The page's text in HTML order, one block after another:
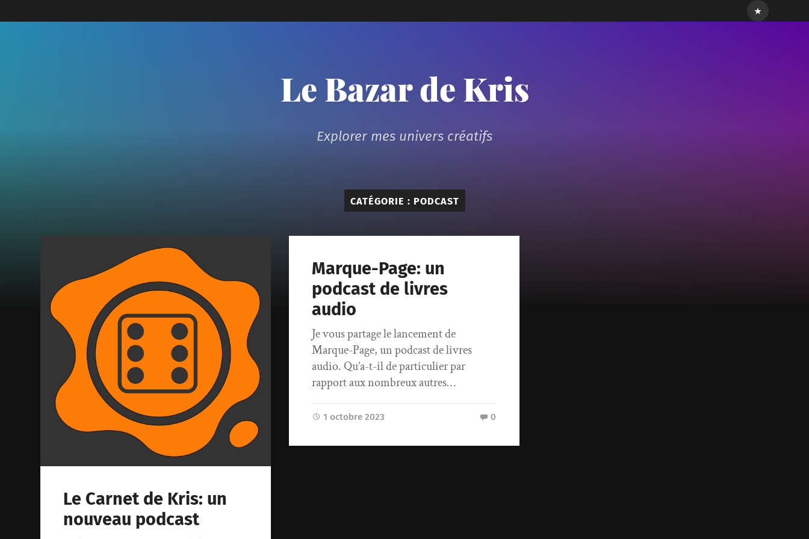
Socialhome
Le Bazar de Kris
Explorer mes univers créatifs
CATÉGORIE : PODCAST
Le Carnet de Kris: un
nouveau podcast
Marque-Page: un
podcast de livres
audio
Je vous partage le lancement de
Marque-Page, un podcast de livres
audio. Qu’a-t-il de particulier par
rapport aux nombreux autres…
1 octobre 2023 0